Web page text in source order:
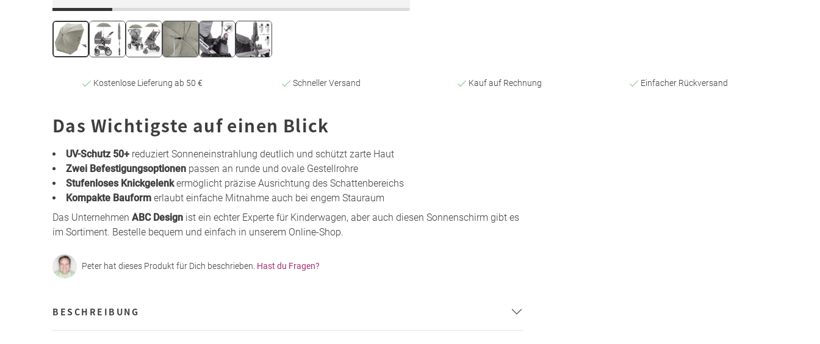
Kostenlose Lieferung ab 50 € Schneller Versand Kauf auf Rechnung Einfacher Rückversand
Das Wichtigste auf einen Blick
UV-Schutz 50+ reduziert Sonneneinstrahlung deutlich und schützt zarte Haut
Zwei Befestigungsoptionen passen an runde und ovale Gestellrohre
Stufenloses Knickgelenkermöglicht präzise Ausrichtung des Schattenbereichs
Kompakte Bauform erlaubt einfache Mitnahme auch bei engem Stauraum
Das Unternehmen ABC Design ist ein echter Experte für Kinderwagen, aber auch diesen Sonnenschirm gibt es
im Sortiment. Bestelle bequem und einfach in unserem Online-Shop.
Peter hat dieses Produkt für Dich beschrieben. Hast du Fragen?
BESCHREIBUNG